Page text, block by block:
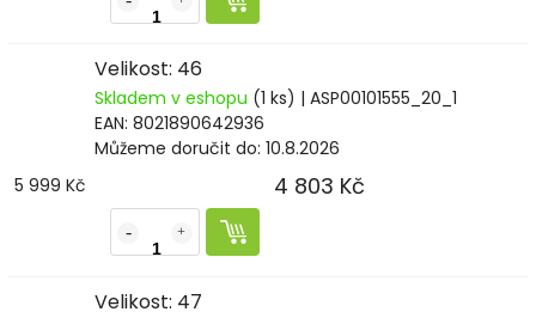
Velikost: 46
Skladem v eshopu (1 ks) | ASP00101555_20_1
EAN: 8021890642936
Můžeme doručit do: 10.8.2026
5 999 Kč
4 803 Kč
Velikost: 47